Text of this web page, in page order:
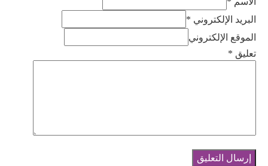
البريد الإلكتروني *
الموقع الإلكتروني
تعليق *